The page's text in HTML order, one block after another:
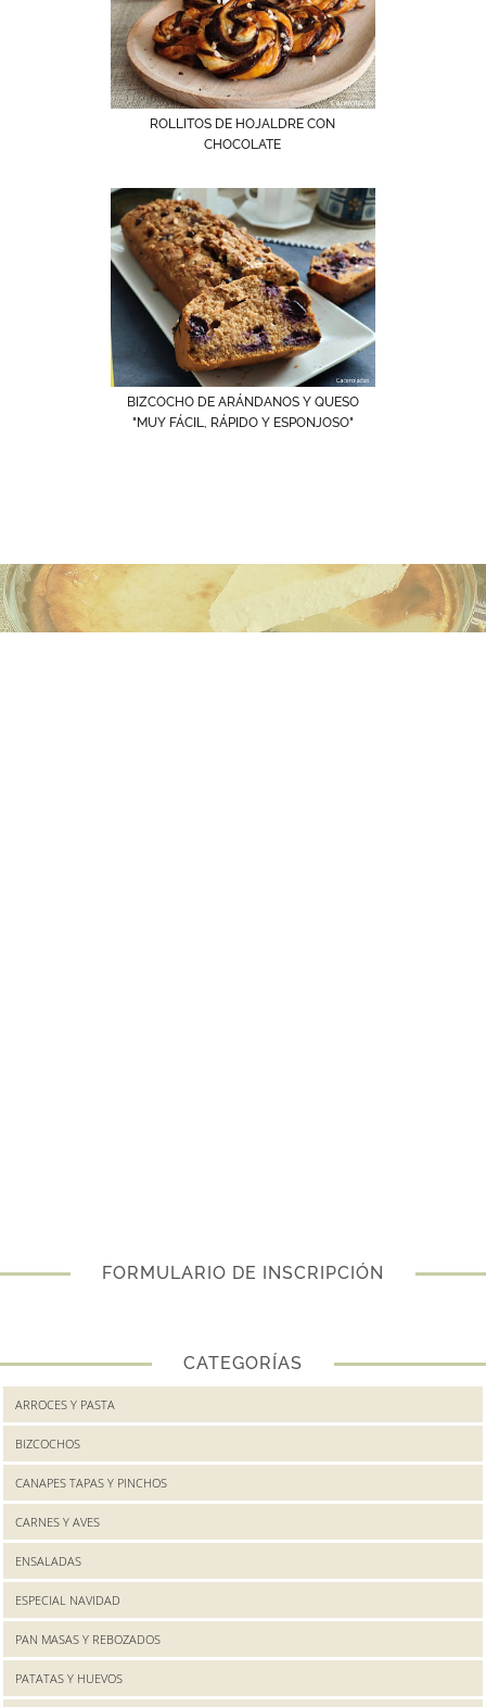
ROLLITOS DE HOJALDRE CON
CHOCOLATE
BIZCOCHO DE ARÁNDANOS Y QUESO
"MUY FÁCIL, RÁPIDO Y ESPONJOSO"
FORMULARIO DE INSCRIPCIÓN
CATEGORÍAS
ARROCES Y PASTA
BIZCOCHOS
CANAPES TAPAS Y PINCHOS
CARNES Y AVES
ENSALADAS
ESPECIAL NAVIDAD
PAN MASAS Y REBOZADOS
PATATAS Y HUEVOS